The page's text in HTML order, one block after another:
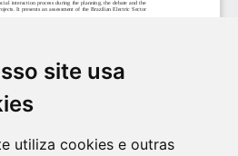
site usa
utiliza cookies e outras